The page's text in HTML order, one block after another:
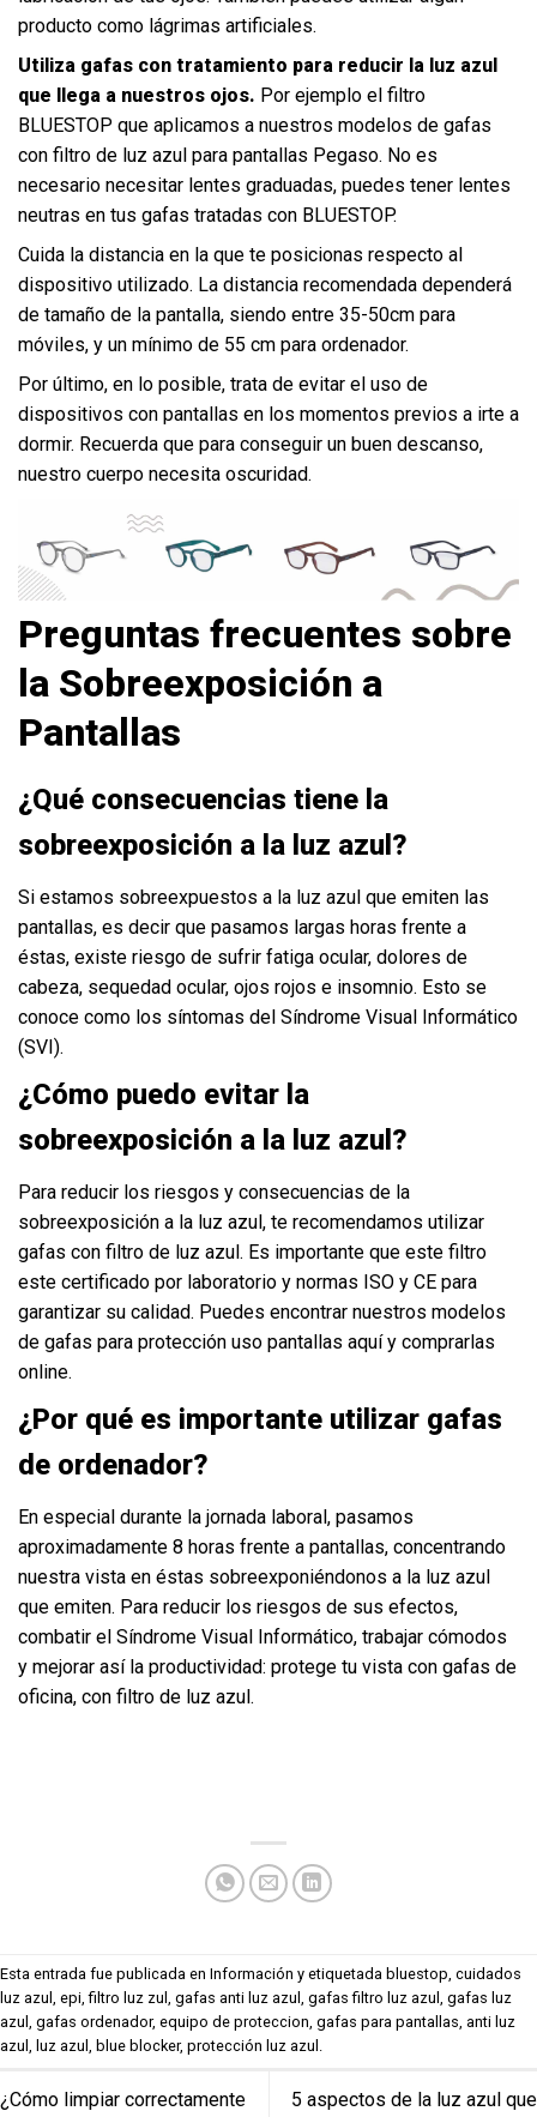
producto como lágrimas artificiales.
Utiliza gafas con tratamiento para reducir la luz azul
que llega a nuestros ojos. Por ejemplo el filtro
BLUESTOP que aplicamos a nuestros modelos de gafas
con filtro de luz azul para pantallas Pegaso. No es
necesario necesitar lentes graduadas, puedes tener lentes
neutras en tus gafas tratadas con BLUESTOP.
Cuida la distancia en la que te posicionas respecto al
dispositivo utilizado. La distancia recomendada dependerá
de tamaño de la pantalla, siendo entre 35-50cm para
móviles, y un mínimo de 55 cm para ordenador.
Por último, en lo posible, trata de evitar el uso de
dispositivos con pantallas en los momentos previos a irte a
dormir. Recuerda que para conseguir un buen descanso,
nuestro cuerpo necesita oscuridad.
Preguntas frecuentes sobre
la Sobreexposición a
Pantallas
¿Qué consecuencias tiene la
sobreexposición a la luz azul?
Si estamos sobreexpuestos a la luz azul que emiten las
pantallas, es decir que pasamos largas horas frente a
éstas, existe riesgo de sufrir fatiga ocular, dolores de
cabeza, sequedad ocular, ojos rojos e insomnio. Esto se
conoce como los síntomas del Síndrome Visual Informático
(SVI).
¿Cómo puedo evitar la
sobreexposición a la luz azul?
Para reducir los riesgos y consecuencias de la
sobreexposición a la luz azul, te recomendamos utilizar
gafas con filtro de luz azul. Es importante que este filtro
este certificado por laboratorio y normas ISO y CE para
garantizar su calidad. Puedes encontrar nuestros modelos
de gafas para protección uso pantallas aquí y comprarlas
online.
¿Por qué es importante utilizar gafas
de ordenador?
En especial durante la jornada laboral, pasamos
aproximadamente 8 horas frente a pantallas, concentrando
nuestra vista en éstas sobreexponiéndonos a la luz azul
que emiten. Para reducir los riesgos de sus efectos,
combatir el Síndrome Visual Informático, trabajar cómodos
y mejorar así la productividad: protege tu vista con gafas de
oficina, con filtro de luz azul.
Esta entrada fue publicada en Información y etiquetada bluestop, cuidados
luz azul , epi,filtro luz zul , gafas anti luz azul , gafas filtro luz azul , gafas luz
azul , gafas ordenador, equipo de proteccion, gafas para pantallas, anti luz
azul , luz azul , blue blocker, protección luz azul .
¿Cómo limpiar correctamente
5 aspectos de la luz azul que